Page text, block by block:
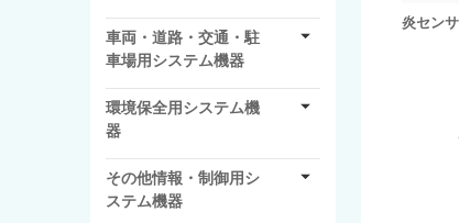
炎セン
車両・道路・交通・駐
車場用システム機器
環境保全用システム機
器
その他情報・制御用シ
ステム機器